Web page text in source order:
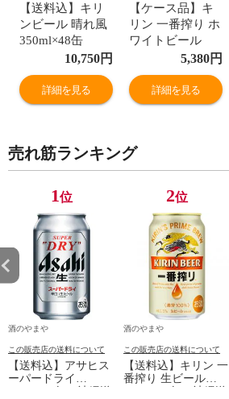
【送料込】キリ
ンビール 晴れ風
350ml×48缶
10,750円
詳細を見る
【ケース品】キ
リン 一番搾り ホ
ワイトビール
350ml 6本パック
×4
5,380円
詳細を見る
売れ筋ランキング
1位
酒のやまや
この販売店の送料について
【送料込】アサヒス
ーパードライ
2位
酒のやまや
この販売店の送料について
【送料込】キリン 一
番搾り 生ビール